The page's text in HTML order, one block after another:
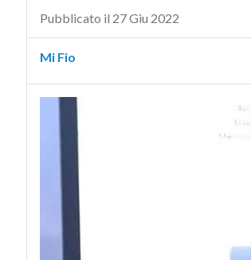
Pubblicato il 27 Giu 2022
Mi Fio